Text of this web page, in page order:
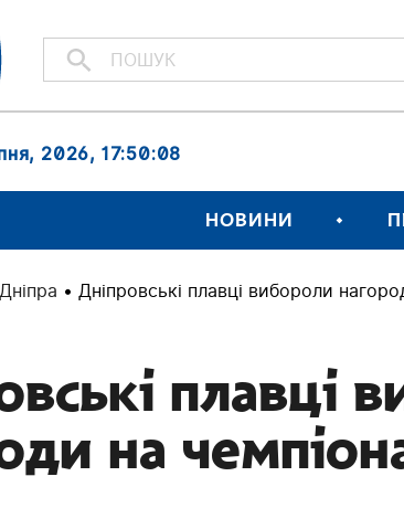
2026, 17:50:09
НОВИНИ
• Дніпровські плавці вибороли
плавці
на